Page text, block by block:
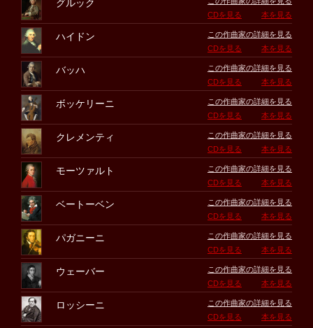
グルック
CDを見る
本を見る
ハイドン
この作曲家の詳細を見る
CDを見る
本を見る
バッハ
この作曲家の詳細を見る
CDを見る
本を見る
ボッケリーニ
この作曲家の詳細を見る
CDを見る
本を見る
クレメンティ
この作曲家の詳細を見る
CDを見る
本を見る
モーツァルト
この作曲家の詳細を見る
CDを見る
本を見る
ベートーベン
この作曲家の詳細を見る
CDを見る
本を見る
パガニーニ
この作曲家の詳細を見る
CDを見る
本を見る
ウェーバー
この作曲家の詳細を見る
CDを見る
本を見る
ロッシーニ
この作曲家の詳細を見る
CDを見る
本を見る